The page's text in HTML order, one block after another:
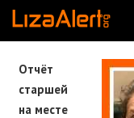
Отчёт
старшей
на месте